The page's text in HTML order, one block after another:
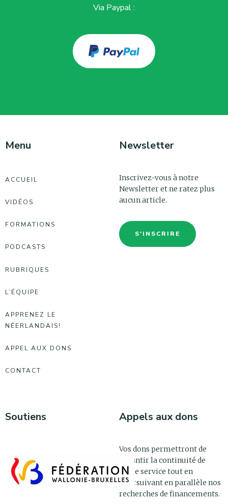
Via Paypal :
Menu
ACCUEIL
VIDÉOS
FORMATIONS
PODCASTS
RUBRIQUES
L’ÉQUIPE
APPRENEZ LE
NÉERLANDAIS!
APPEL AUX DONS
CONTACT
Newsletter
Inscrivez-vous à notre
Newsletter et ne ratez plus
aucun article.
S'INSCRIRE
Soutiens Appels aux dons
Vos dons permettront de
garantir la continuité de
notre service tout en
poursuivant en parallèle nos
recherches de financements.